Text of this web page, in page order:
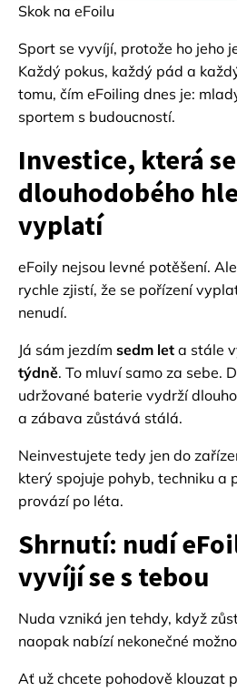
Skok na eFoilu
Sport se vyvíjí, protože ho jeho
Každý pokus, každý pád a
tomu, čím eFoiling dnes je:
sportem s budoucností.
Investice, která
dlouhodobého
vyplatí
eFoily nejsou levné potěšení.
rychle zjistí, že se pořízení
nenudí.
Já sám jezdím sedm let a stále
týdně. To mluví samo za sebe.
udržované baterie vydrží
a zábava zůstává stálá.
Neinvestujete tedy jen do
který spojuje pohyb, techniku a
provází po léta.
Shrnutí: nudí
vyvíjí se s tebou
Nuda vzniká jen tehdy, když
naopak nabízí nekonečné
Ať už chcete pohodově klouzat